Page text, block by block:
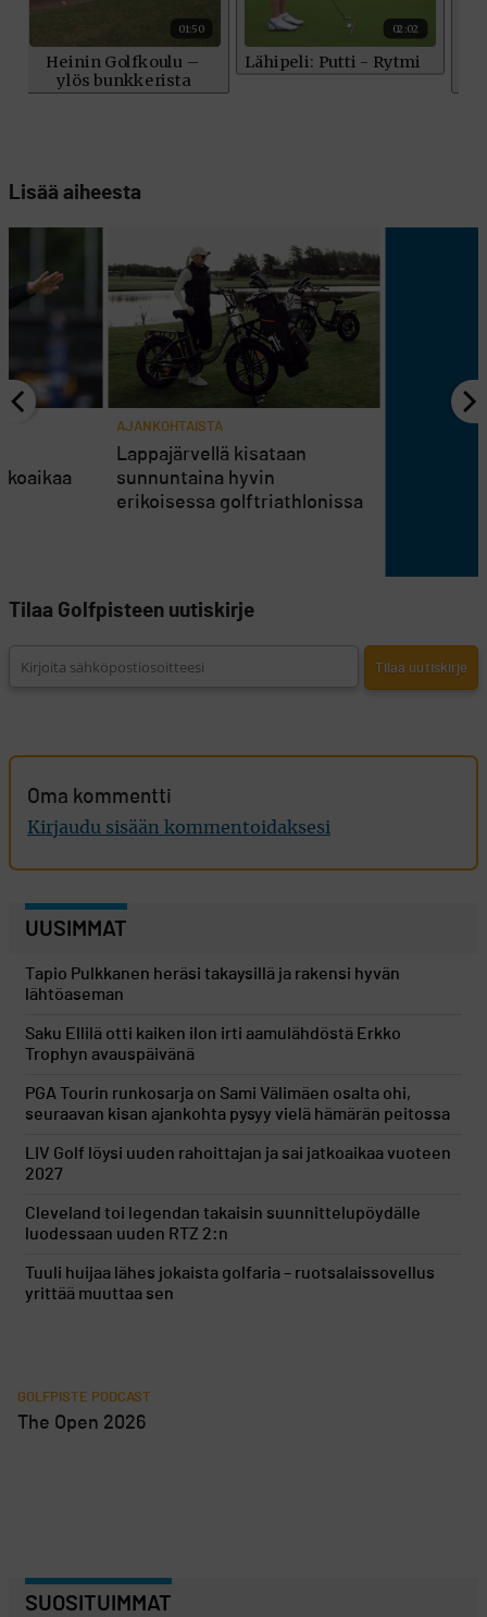
Lisää aiheesta
AJANKOHTAISTA
Lappajärvellä kisataan
sunnuntaina hyvin
erikoisessa golftriathlonissa
Tilaa Golfpisteen uutiskirje
Oma kommentti
Kirjaudu sisään kommentoidaksesi
UUSIMMAT
Tapio Pulkkanen heräsi takaysillä ja rakensi hyvän
lähtöaseman
Saku Ellilä otti kaiken ilon irti aamulähdöstä Erkko
Trophyn avauspäivänä
PGA Tourin runkosarja on Sami Välimäen osalta ohi,
seuraavan kisan ajankohta pysyy vielä hämärän peitossa
LIV Golf löysi uuden rahoittajan ja sai jatkoaikaa vuoteen
2027
Cleveland toi legendan takaisin suunnittelupöydälle
luodessaan uuden RTZ 2:n
Tuuli huijaa lähes jokaista golfaria – ruotsalaissovellus
yrittää muuttaa sen
GOLFPISTE PODCAST
The Open 2026
SUOSITUIMMAT